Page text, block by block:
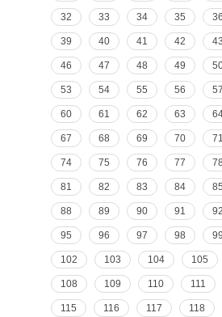
32 33 34 35 36
39 40 41 42 43
46 47 48 49
53 54 55 56 57
60 61 62 63
67 68 69 70 71
74 75 76 77 78
81 82 83 84 85
88 89 90 91 92
95 96 97 98 99
102 103 104 105
108 109 110 111
115 116 117 118